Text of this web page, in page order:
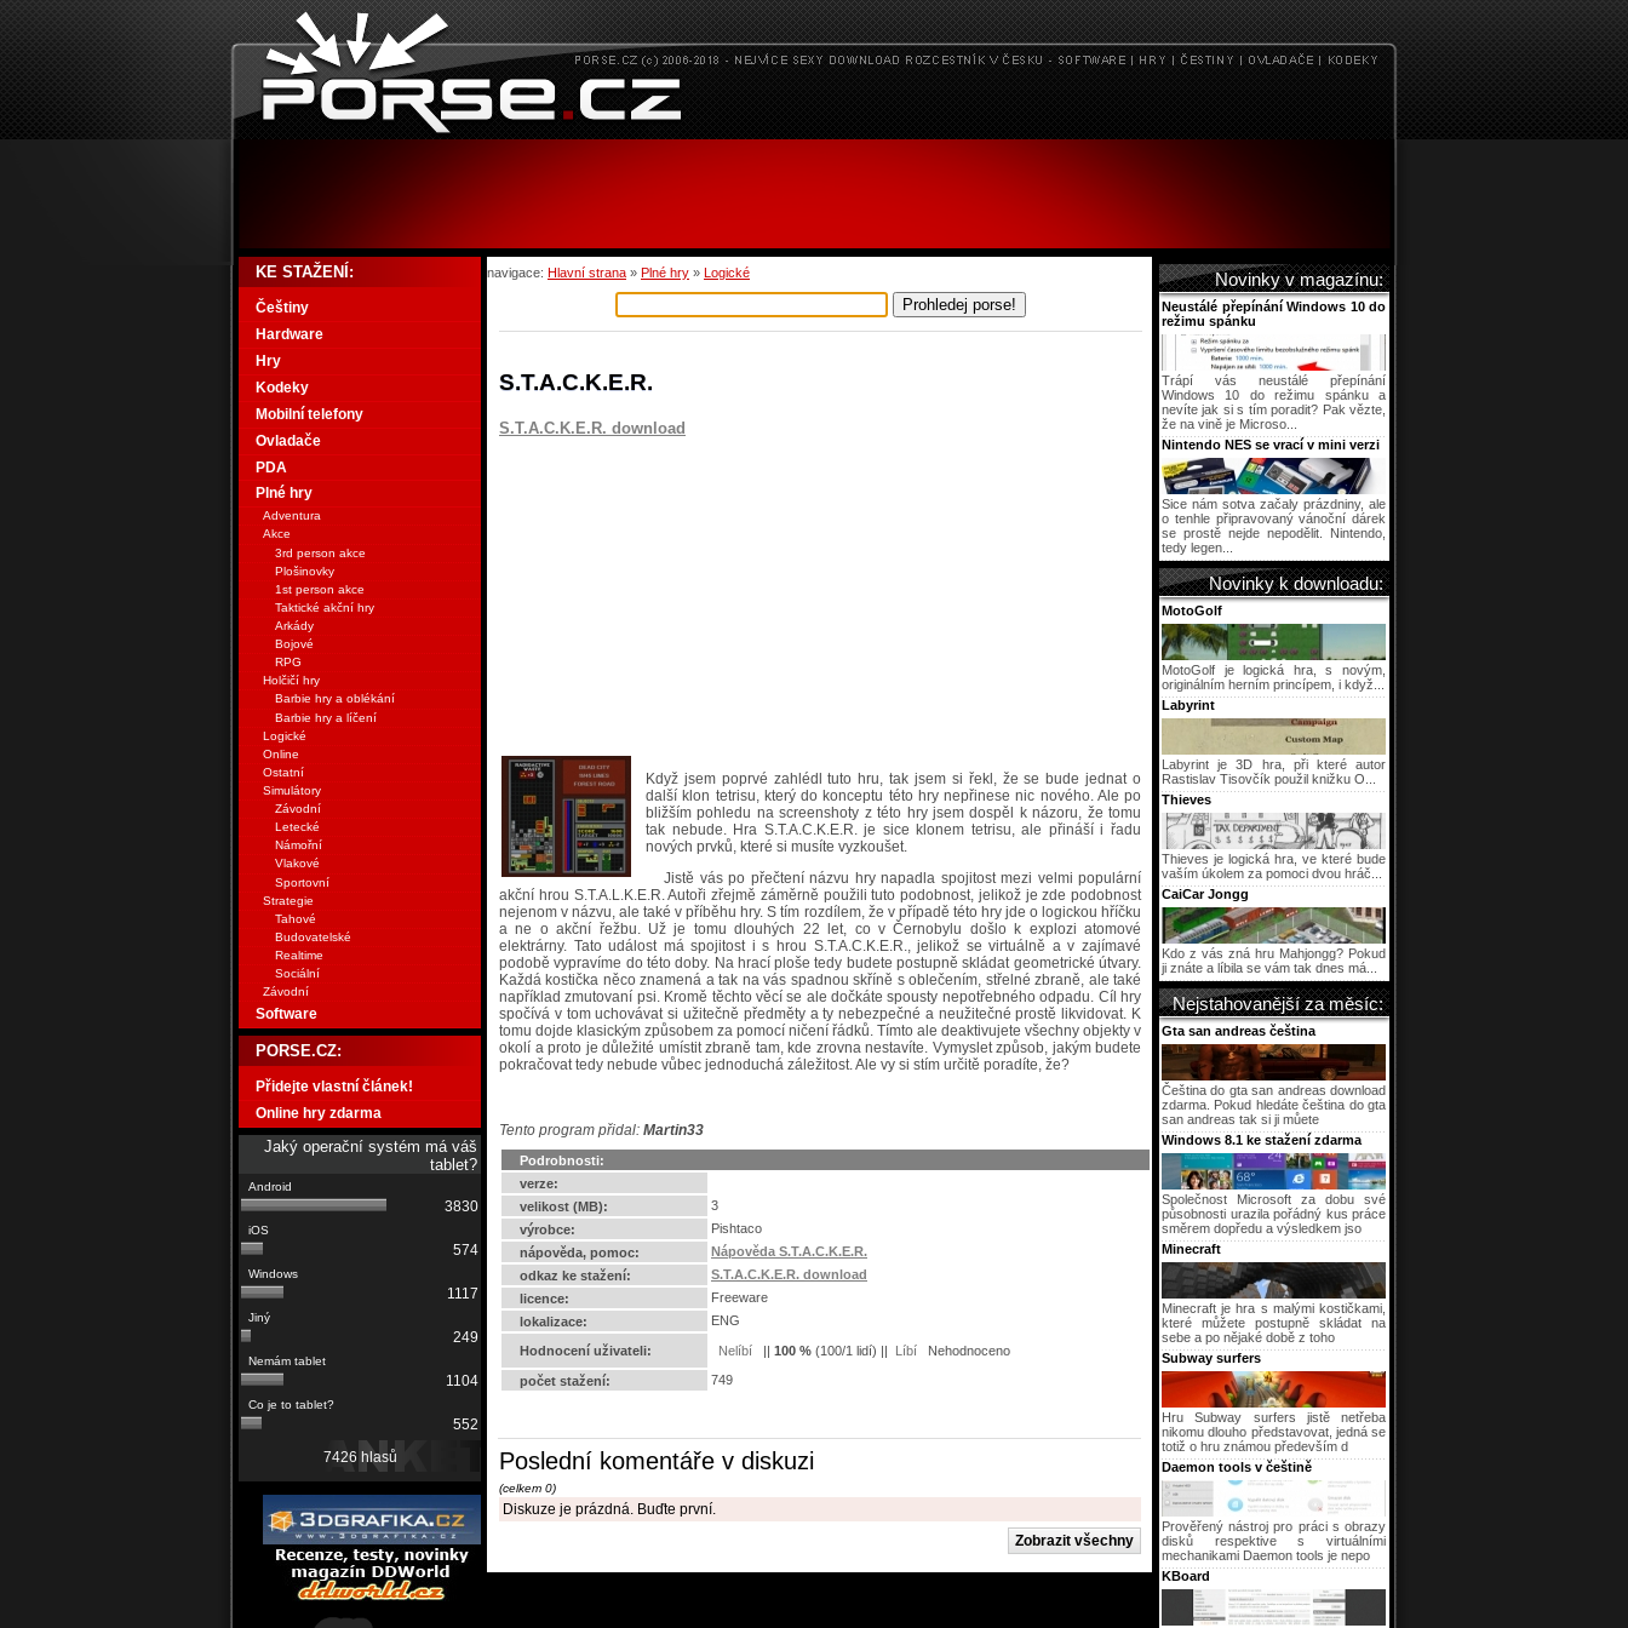
navigace: Hlavní strana » Plné hry » Logické
S.T.A.C.K.E.R.
S.T.A.C.K.E.R. download
Když jsem poprvé zahlédl tuto hru, tak jsem si řekl, že se bude jednat o
další klon tetrisu, který do konceptu této hry nepřinese nic nového. Ale po
bližším pohledu na screenshoty z této hry jsem dospěl k názoru, že tomu
tak nebude. Hra S.T.A.C.K.E.R. je sice klonem tetrisu, ale přináší i řadu
nových prvků, které si musíte vyzkoušet.
Jistě vás po přečtení názvu hry napadla spojitost mezi velmi populární
akční hrou S.T.A.L.K.E.R. Autoři zřejmě záměrně použili tuto podobnost, jelikož je zde podobnost
nejenom v názvu, ale také v příběhu hry. S tím rozdílem, že v případě této hry jde o logickou hříčku
a ne o akční řežbu. Už je tomu dlouhých 22 let, co v Černobylu došlo k explozi atomové
elektrárny. Tato událost má spojitost i s hrou S.T.A.C.K.E.R., jelikož se virtuálně a v zajímavé
podobě vypravíme do této doby. Na hrací ploše tedy budete postupně skládat geometrické útvary.
Každá kostička něco znamená a tak na vás spadnou skříně s oblečením, střelné zbraně, ale také
například zmutovaní psi. Kromě těchto věcí se ale dočkáte spousty nepotřebného odpadu. Cíl hry
spočívá v tom uchovávat si užitečně předměty a ty nebezpečné a neužitečné prostě likvidovat. K
tomu dojde klasickým způsobem za pomocí ničení řádků. Tímto ale deaktivujete všechny objekty v
okolí a proto je důležité umístit zbraně tam, kde zrovna nestavíte. Vymyslet způsob, jakým budete
pokračovat tedy nebude vůbec jednoduchá záležitost. Ale vy si stím určitě poradíte, že?
Tento program přidal: Martin33
Podrobnosti:
verze:
velikost (MB):
3
výrobce:
Pishtaco
nápověda, pomoc:
Nápověda S.T.A.C.K.E.R.
odkaz ke stažení:
S.T.A.C.K.E.R. download
licence:
Freeware
lokalizace:
ENG
Hodnocení uživateli: || 100 % (100/1 lidí) || Nehodnoceno
počet stažení: 749
Poslední komentáře v diskuzi
(celkem 0)
Diskuze je prázdná. Buďte první.
KE STAŽENÍ:
Češtiny
Hardware
Hry
Kodeky
Mobilní telefony
Ovladače
PDA
Plné hry
Adventura
Akce
3rd person akce
Plošinovky
1st person akce
Taktické akční hry
Arkády
Bojové
RPG
Holčičí hry
Barbie hry a oblékání
Barbie hry a líčení
Logické
Online
Ostatní
Simulátory
Závodní
Letecké
Námořní
Vlakové
Sportovní
Strategie
Tahové
Budovatelské
Realtime
Sociální
Závodní
Software
PORSE.CZ:
Přidejte vlastní článek!
Online hry zdarma
Jaký operační systém má váš
tablet?
3830
574
1117
249
1104
552
7426 hlasů
Novinky v magazínu:
Neustálé přepínání Windows 10 do
režimu spánku
Trápí vás neustálé přepínání
Windows 10 do režimu spánku a
nevíte jak si s tím poradit? Pak vězte,
že na vině je Microso...
Nintendo NES se vrací v mini verzi
Sice nám sotva začaly prázdniny, ale
o tenhle připravovaný vánoční dárek
se prostě nejde nepodělit. Nintendo,
tedy legen...
Novinky k downloadu:
MotoGolf
MotoGolf je logická hra, s novým,
originálním herním princípem, i když...
Labyrint
Labyrint je 3D hra, při které autor
Rastislav Tisovčík použil knižku O...
Thieves
Thieves je logická hra, ve které bude
vaším úkolem za pomoci dvou hráč...
CaiCar Jongg
Kdo z vás zná hru Mahjongg? Pokud
ji znáte a líbila se vám tak dnes má...
Nejstahovanější za měsíc:
Gta san andreas čeština
Čeština do gta san andreas download
zdarma. Pokud hledáte čeština do gta
san andreas tak si ji můete
Windows 8.1 ke stažení zdarma
Společnost Microsoft za dobu své
působnosti urazila pořádný kus práce
směrem dopředu a výsledkem jso
Minecraft
Minecraft je hra s malými kostičkami,
které můžete postupně skládat na
sebe a po nějaké době z toho
Subway surfers
Hru Subway surfers jistě netřeba
nikomu dlouho představovat, jedná se
totiž o hru známou především d
Daemon tools v češtině
Prověřený nástroj pro práci s obrazy
disků respektive s virtuálními
mechanikami Daemon tools je nepo
KBoard